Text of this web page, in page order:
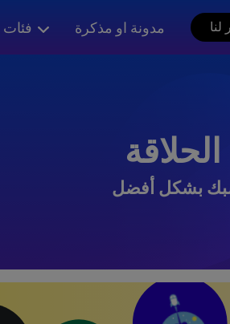
فئات مدونة او مذكرة لنا